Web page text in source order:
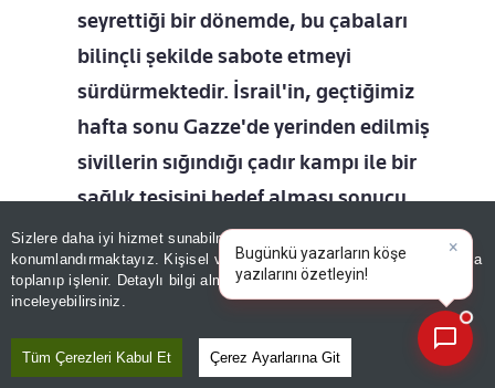
Sizlere daha iyi hizmet sunabilmek adına sitemizde
konumlandırmaktayız. Kişisel verileriniz, KVKK ve GDPR kapsamında
toplanıp işlenir. Detaylı bilgi almak içinAydınlatma Metnimizi
inceleyebilirsiniz.
Tüm Çerezleri Kabul Et Çerez Ayarlarına Git
seyrettiği bir dönemde, bu çabaları
bilinçli şekilde sabote etmeyi
sürdürmektedir. İsrail'in, geçtiğimiz
hafta sonu Gazze'de yerinden edilmiş
sivillerin sığındığı çadır kampı ile bir
sağlık tesisini hedef alması sonucu
30'dan fazla sivil hayatını kaybetmiştir.
Söz konusu saldırı, İsrail'in uluslararası
hukuku hiçe sayan yaklaşımının son
örneğini teşkil etmektedir. Uluslararası
toplumun, İsrail'in bu eylemlerine karşı
×
Bugünkü yazarların köşe
yazılarını özetleyin!